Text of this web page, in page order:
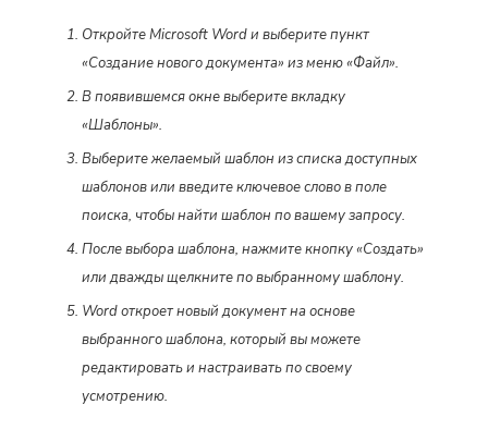
Откройте Microsoft Word и выберите пункт
«Создание нового документа» из меню «Файл».
В появившемся окне выберите вкладку
«Шаблоны».
Выберите желаемый шаблон из списка доступных
шаблонов или введите ключевое слово в поле
поиска, чтобы найти шаблон по вашему запросу.
После выбора шаблона, нажмите кнопку «Создать»
или дважды щелкните по выбранному шаблону.
Word откроет новый документ на основе
выбранного шаблона, который вы можете
редактировать и настраивать по своему
усмотрению.